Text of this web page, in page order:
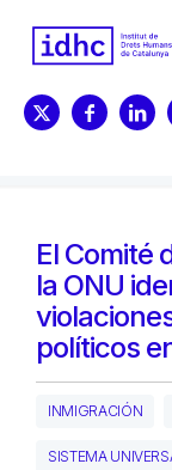
El Comité
la ONU
políticos
INMIGRACIÓN
SISTEMA